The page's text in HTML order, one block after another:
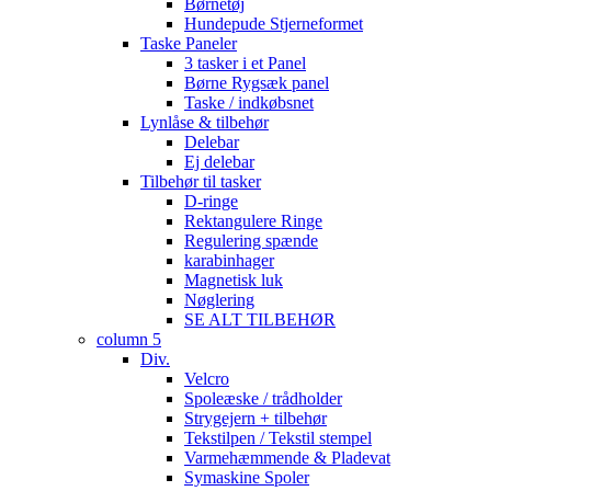
Børnetøj
Hundepude Stjerneformet
Taske Paneler
3 tasker i et Panel
Børne Rygsæk panel
Taske / indkøbsnet
Lynlåse & tilbehør
Delebar
Ej delebar
Tilbehør til tasker
D-ringe
Rektangulere Ringe
Regulering spænde
karabinhager
Magnetisk luk
Nøglering
SE ALT TILBEHØR
column 5
Div.
Velcro
Spoleæske / trådholder
Strygejern + tilbehør
Tekstilpen / Tekstil stempel
Varmehæmmende & Pladevat
Symaskine Spoler